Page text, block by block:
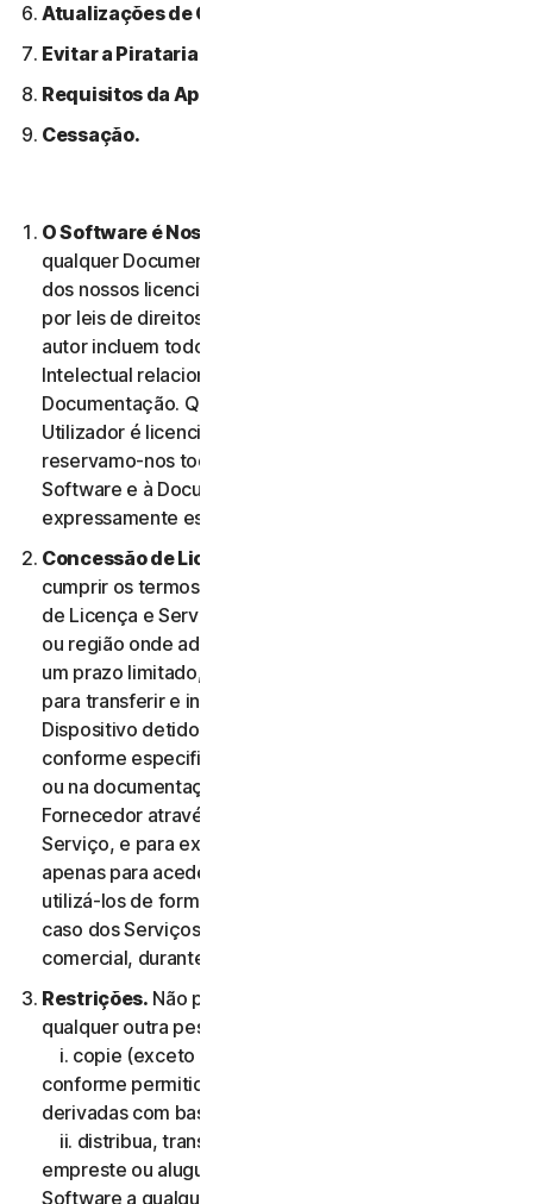
Atualizações de Conteúdo Automáticas.
Evitar a Pirataria de Software.
Requisitos da Apple.
Cessação.
O Software é Nossa Propriedade
qualquer Documentação são nossa propriedade ou
dos nossos licenciantes e encontram-se protegidos
por leis de direitos de autor. Estas leis de direitos de
autor incluem todos os Direitos de Propriedade
Intelectual relacionados com o Software e a
Documentação. Qualquer Software fornecido ao
Utilizador é licenciado, e não vendido, ao Utilizador, e
reservamo-nos todos os direitos associados ao
Software e à Documentação que não estejam
expressamente estabelecidos no presente Contrato.
Concessão de Licença.
cumprir os termos e condições do presente Contrato
de Licença e Serviços, concedemos-lhe, no território
ou região onde adquiriu o Software, uma licença com
um prazo limitado, não exclusiva e não transferível,
para transferir e instalar uma cópia do Software no
Dispositivo detido ou controlado pelo Utilizador,
conforme especificado na Elegibilidade do Serviço,
ou na documentação da transação aplicável do
Fornecedor através do qual o Utilizador obteve o
Serviço, e para executar essa cópia do Software
apenas para aceder aos Serviços de Consumidor e
utilizá-los de forma pessoal, e não comercial ou, no
caso dos Serviços Comerciais, para sua utilização
comercial, durante o Período de Serviço.
Restrições. Não pode, nem pode permitir que
qualquer outra pessoa:
i. copie (exceto para efeitos de backup ou arquivo
conforme permitido abaixo), modifique ou crie obras
derivadas com base no Software;
ii. distribua, transfira, sublicencie, ceda por leasing,
empreste ou alugue o seu direito de utilizar o
Software a qualquer terceiro;